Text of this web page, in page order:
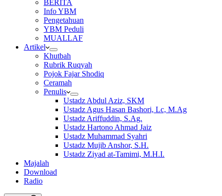
BERITA
Info YBM
Pengetahuan
YBM Peduli
MUALLAF
Artikel
Khutbah
Rubrik Ruqyah
Pojok Fajar Shodiq
Ceramah
Penulis
Ustadz Abdul Aziz, SKM
Ustadz Agus Hasan Bashori, Lc, M.Ag
Ustadz Ariffuddin, S.Ag.
Ustadz Hartono Ahmad Jaiz
Ustadz Muhammad Syahri
Ustadz Mujib Anshor, S.H.
Ustadz Ziyad at-Tamimi, M.H.I.
Majalah
Download
Radio